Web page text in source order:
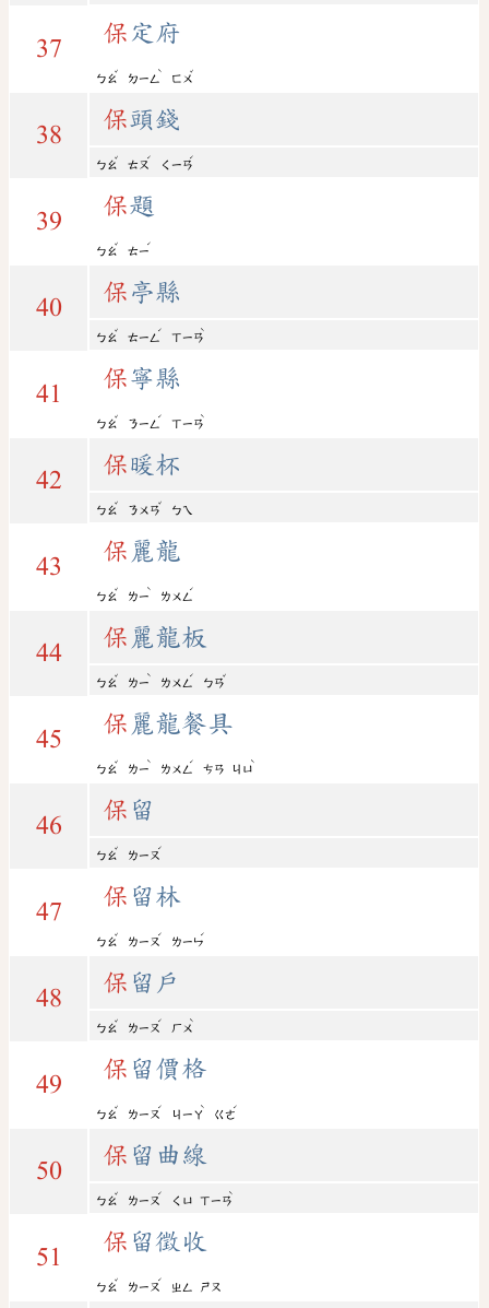
37
保 定府
ㄅㄠ
ˇ
ㄉㄧㄥ
ˋ
ㄈㄨ
ˇ
38
保頭錢
ㄅㄠ
ˇ
ㄊㄡ
ˊ
ㄑㄧㄢ
ˊ
39
保題
ㄅㄠ
ˇ
ㄊㄧ
ˊ
40
保 亭縣
ㄅㄠ
ˇ
ㄊㄧㄥ
ˊ
ㄒㄧㄢ
ˋ
41
保寧縣
ㄅㄠ
ˇ
ㄋㄧㄥ
ˊ
ㄒㄧㄢ
ˋ
42
保暖杯
ㄅㄠ
ˇ
ㄋㄨㄢ
ˇ
ㄅㄟ
43
保 麗龍
ㄅㄠ
ˇ
ㄌㄧ
ˋ
ㄌㄨㄥ
ˊ
44
保 麗龍板
ㄅㄠ
ˇ
ㄌㄧ
ˋ
ㄌㄨㄥ
ˊ
ㄅㄢ
ˇ
45
保 麗龍餐具
ㄅㄠ
ˇ
ㄌㄧ
ˋ
ㄌㄨㄥ
ˊ
ㄘㄢ ㄐㄩ
ˋ
46
保 留
ㄅㄠ
ˇ
ㄌㄧㄡ
ˊ
47
保 留林
ㄅㄠ
ˇ
ㄌㄧㄡ
ˊ
ㄌㄧㄣ
ˊ
48
保 留戶
ㄅㄠ
ˇ
ㄌㄧㄡ
ˊ
ㄏㄨ
ˋ
49
保 留價格
ㄅㄠ
ˇ
ㄌㄧㄡ
ˊ
ㄐㄧㄚ
ˋ
ㄍㄜ
ˊ
50
保 留曲線
ㄅㄠ
ˇ
ㄌㄧㄡ
ˊ
ㄑㄩ ㄒㄧㄢ
ˋ
51
保 留徵收
ㄅㄠ
ˇ
ㄌㄧㄡ
ˊ
ㄓㄥ ㄕㄡ